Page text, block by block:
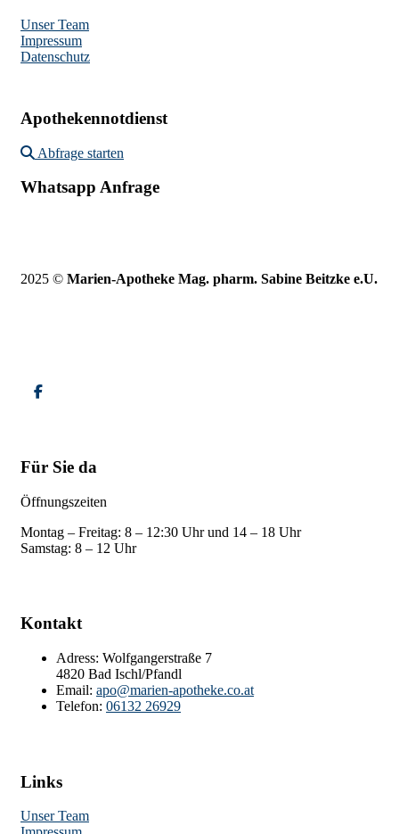
Unser Team
Impressum
Datenschutz
Apothekennotdienst
Abfrage starten
Whatsapp Anfrage
2025 © Marien-Apotheke Mag. pharm. Sabine Beitzke e.U.
Für Sie da
Öffnungszeiten
Montag – Freitag: 8 – 12:30 Uhr und 14 – 18 Uhr
Samstag: 8 – 12 Uhr
Kontakt
Adress: Wolfgangerstraße 7
4820 Bad Ischl/Pfandl
Email: apo@marien-apotheke.co.at
Telefon: 06132 26929
Links
Unser Team